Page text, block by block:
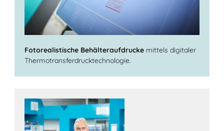
Fotorealistische Behälteraufdrucke mittels digitaler
Thermotransferdrucktechnologie.